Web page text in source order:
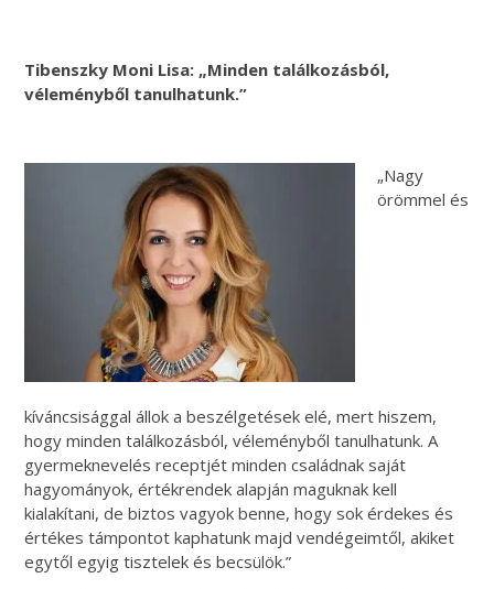
Tibenszky Moni Lisa: „Minden találkozásból,
véleményből tanulhatunk.”
„Nagy
örömmel és
kíváncsisággal állok a beszélgetések elé, mert hiszem,
hogy minden találkozásból, véleményből tanulhatunk. A
gyermeknevelés receptjét minden családnak saját
hagyományok, értékrendek alapján maguknak kell
kialakítani, de biztos vagyok benne, hogy sok érdekes és
értékes támpontot kaphatunk majd vendégeimtől, akiket
egytől egyig tisztelek és becsülök.”